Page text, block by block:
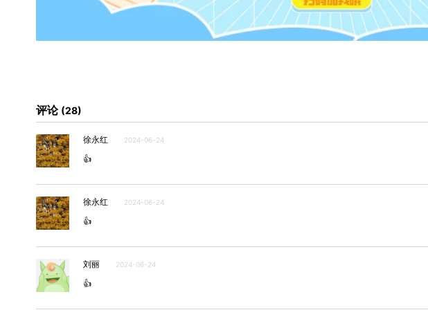
评论 28
徐永红 2024-06-24
👍
徐永红 2024-06-24
👍
刘丽 2024-06-24
👍